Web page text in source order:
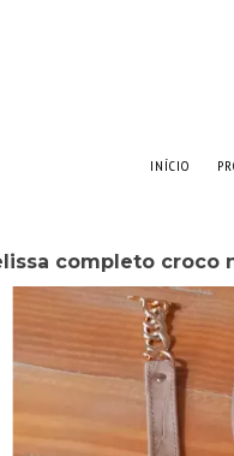
INÍCIO
completo croco